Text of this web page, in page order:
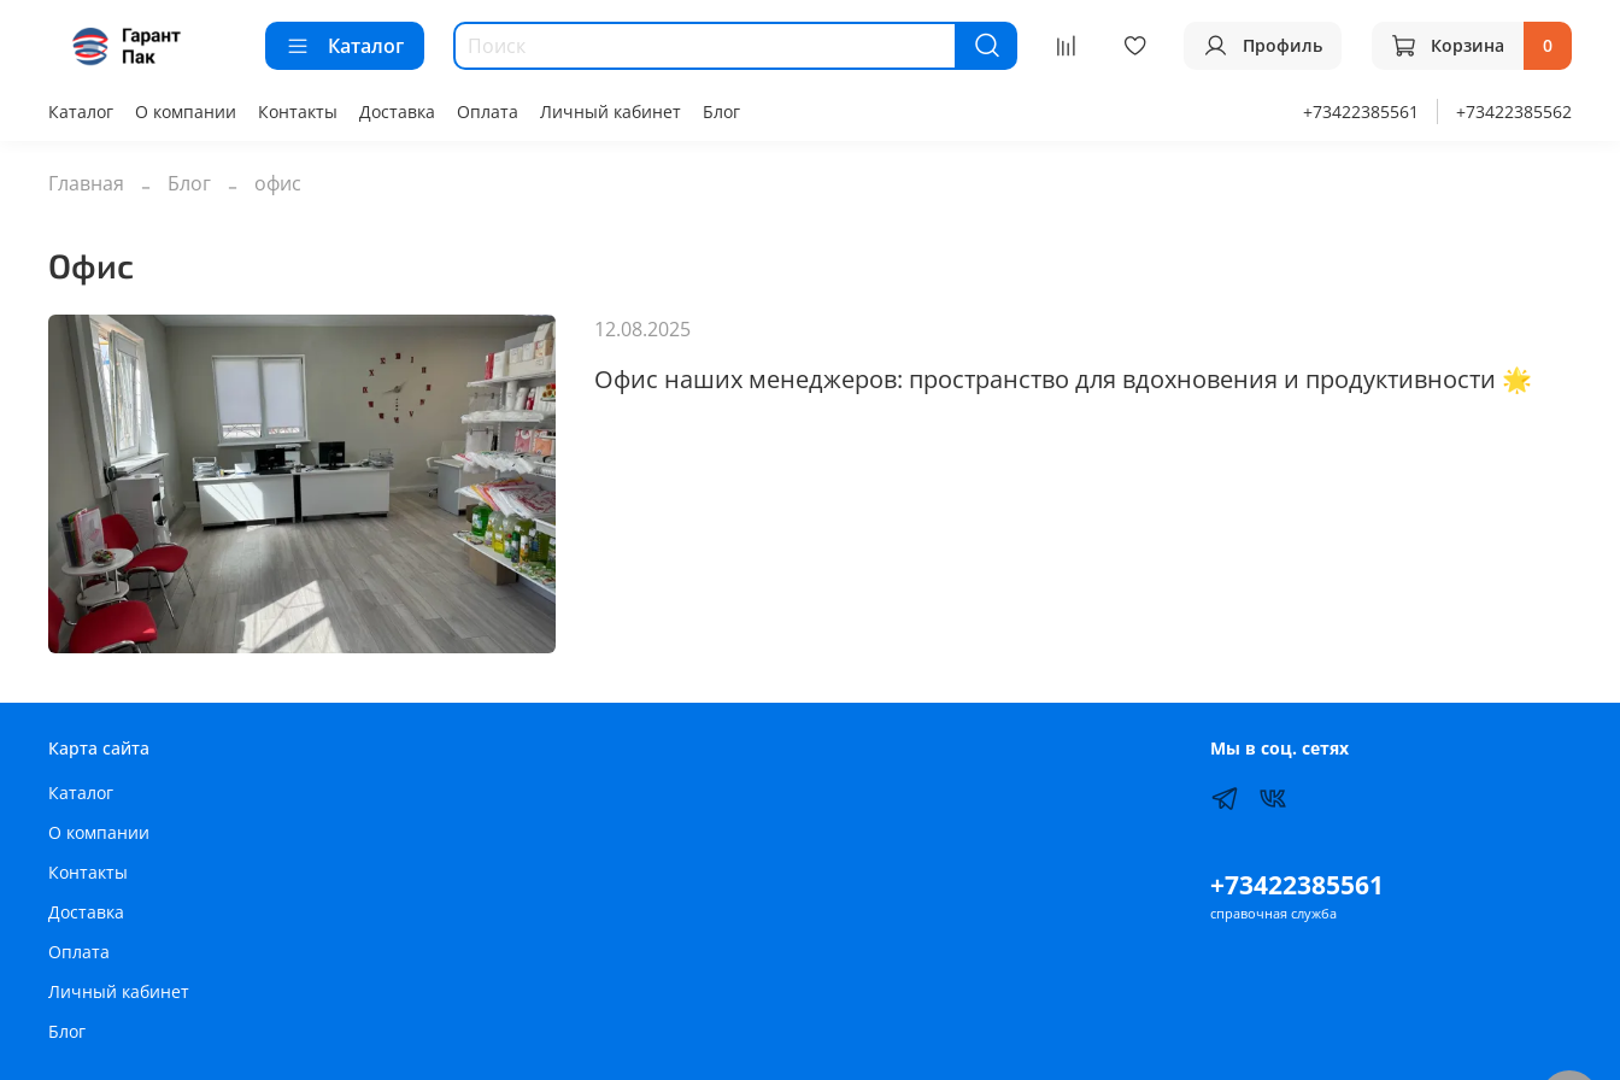
Каталог Профиль Корзина 0
Каталог О компании Контакты Доставка Оплата Личный кабинет Блог +73422385561 +73422385562
Главная Блог офис
офис
Офис наших менеджеров: пространство для вдохновения и продуктивности 🌟
12.08.2025
Карта сайта
Каталог
О компании
Контакты
Доставка
Оплата
Личный кабинет
Блог
Мы в соц. сетях
+73422385561
справочная служба